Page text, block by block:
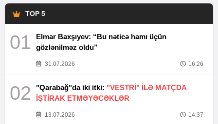
TOP 5
01
Elmar Baxşıyev: “Bu nəticə hamı üçün
gözlənilməz oldu”
31.07.2026 16:26
02 "Qarabağ"da iki itki: "VESTRİ" İLƏ MATÇDA
İŞTİRAK ETMƏYƏCƏKLƏR
13.07.2026 14:37